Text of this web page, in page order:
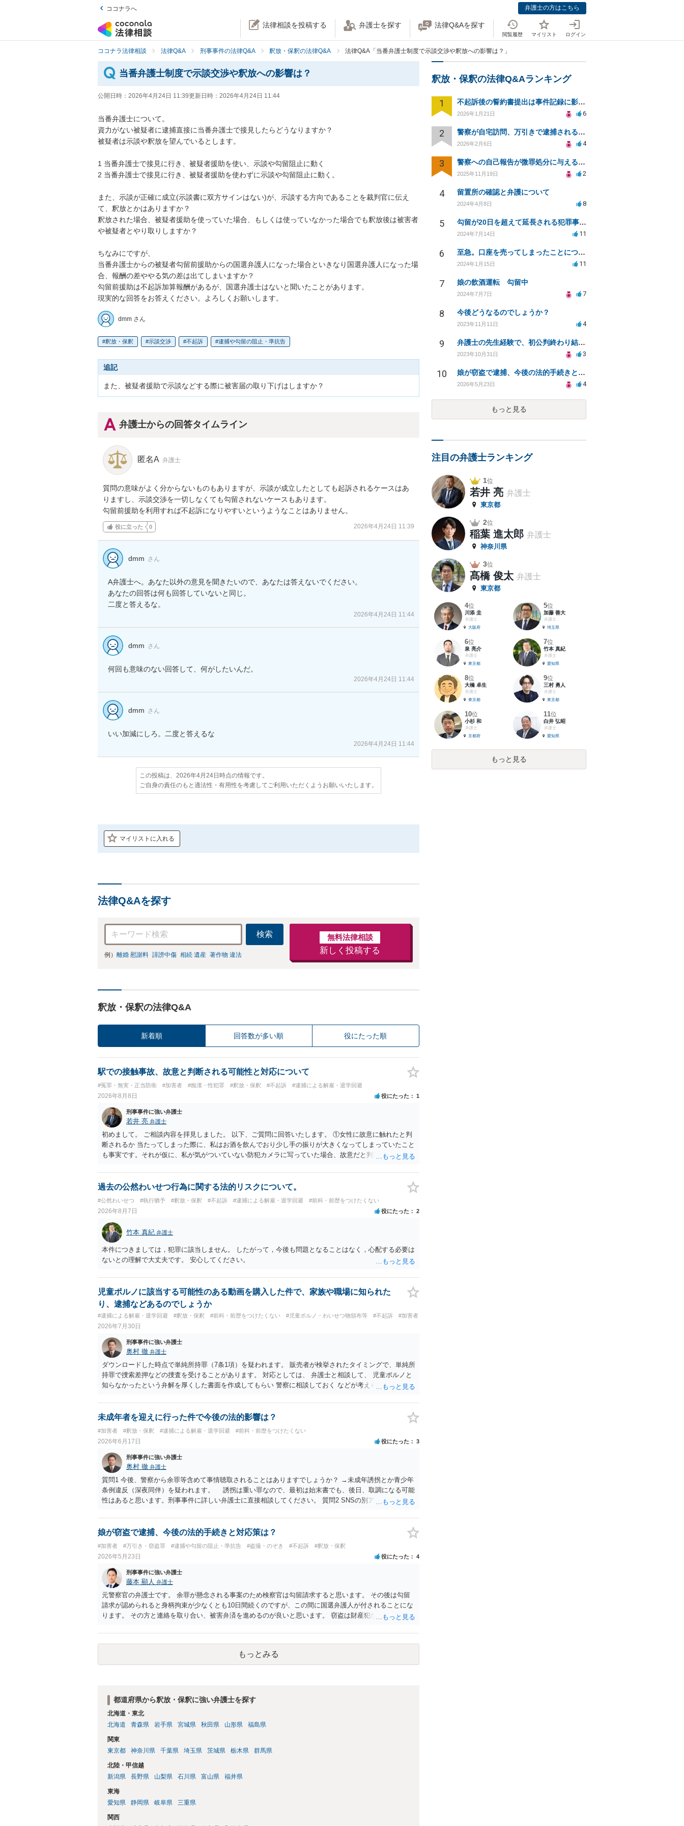
ココナラへ 弁護士の方はこちら
法律相談を投稿する 弁護士を探す 法律Q&Aを探す
閲覧履歴 マイリスト ログイン
ココナラ法律相談 法律Q&A 刑事事件の法律Q&A 釈放・保釈の法律Q&A 法律Q&A「当番弁護士制度で示談交渉や釈放への影響は？」
当番弁護士制度で示談交渉や釈放への影響は？
公開日時： 2026年4月24日 11:39更新日時： 2026年4月24日 11:44
当番弁護士について。
資力がない被疑者に逮捕直接に当番弁護士で接見したらどうなりますか？
被疑者は示談や釈放を望んでいるとします。
1 当番弁護士で接見に行き、被疑者援助を使い、示談や勾留阻止に動く
2 当番弁護士で接見に行き、被疑者援助を使わずに示談や勾留阻止に動く。
また、示談が正確に成立(示談書に双方サインはない)が、示談する方向であることを裁判官に伝え
て、釈放とかはありますか？
釈放された場合、被疑者援助を使っていた場合、もしくは使っていなかった場合でも釈放後は被害者
や被疑者とやり取りしますか？
ちなみにですが、
当番弁護士からの被疑者勾留前援助からの国選弁護人になった場合といきなり国選弁護人になった場
合、報酬の差ややる気の差は出てしまいますか？
勾留前援助は不起訴加算報酬があるが、国選弁護士はないと聞いたことがあります。
現実的な回答をお答えください。よろしくお願いします。
dmm さん
釈放・保釈 示談交渉 不起訴 逮捕や勾留の阻止・準抗告
追記
また、被疑者援助で示談などする際に被害届の取り下げはしますか？
弁護士からの回答タイムライン
匿名A 弁護士
質問の意味がよく分からないものもありますが、示談が成立したとしても起訴されるケースはあ
りますし、示談交渉を一切しなくても勾留されないケースもあります。
勾留前援助を利用すれば不起訴になりやすいというようなことはありません。
役に立った 0 2026年4月24日 11:39
dmm さん
A弁護士へ。あなた以外の意見を聞きたいので、あなたは答えないでください。
あなたの回答は何も回答していないと同じ。
二度と答えるな。
2026年4月24日 11:44
dmm さん
何回も意味のない回答して、何がしたいんだ。
2026年4月24日 11:44
dmm さん
いい加減にしろ。二度と答えるな
2026年4月24日 11:44
この投稿は、2026年4月24日時点の情報です。
ご自身の責任のもと適法性・有用性を考慮してご利用いただくようお願いいたします。
マイリストに入れる
法律Q&Aを探す
検索
例） 離婚 慰謝料 誹謗中傷 相続 遺産 著作物 違法
無料法律相談
新しく投稿する
釈放・保釈の法律Q&A
新着順 回答数が多い順 役にたった順
駅での接触事故、故意と判断される可能性と対応について
#冤罪・無実・正当防衛 #加害者 #痴漢・性犯罪 #釈放・保釈 #不起訴 #逮捕による解雇・退学回避
2026年8月8日 役にたった 1
刑事事件に強い弁護士
若井 亮 弁護士
初めまして。 ご相談内容を拝見しました。 以下、ご質問に回答いたします。 ①女性に故意に触れたと判
断されるか 当たってしまった際に、私はお酒を飲んでおり少し手の振りが大きくなってしまっていたこと
も事実です。それが仮に、私が気がついていない防犯カメラに写っていた場合、故意だと判定されやすい
の可能性 この行為により、痴漢やその他の犯罪を犯したとして、逮捕、呼び出しされる可能性はどれほど
でしょうか？ 誤って当たってしまっただけであり、さらにその場で女性等のアクションが無かったことか
ほどの期間逮捕呼び出しの可能性があると考えれば良いのでしょうか？ 逮捕や呼び出しの可能性は極めて
低いと思います。 連絡が来ることはないでしょう。
過去の公然わいせつ行為に関する法的リスクについて。
#公然わいせつ #執行猶予 #釈放・保釈 #不起訴 #逮捕による解雇・退学回避 #前科・前歴をつけたくない
2026年8月7日 役にたった 2
竹本 真紀 弁護士
本件につきましては，犯罪に該当しません。 したがって，今後も問題となることはなく，心配する必要は
ないとの理解で大丈夫です。 安心してください。
児童ポルノに該当する可能性のある動画を購入した件で、家族や職場に知られた
り、逮捕などあるのでしょうか
#逮捕による解雇・退学回避 #釈放・保釈 #前科・前歴をつけたくない #児童ポルノ・わいせつ物頒布等 #不起訴 #加害者
2026年7月30日
刑事事件に強い弁護士
奥村 徹 弁護士
ダウンロードした時点で単純所持罪（7条1項）を疑われます。 販売者が検挙されたタイミングで、単純所
持罪で捜索差押などの捜査を受けることがあります。 対応としては、 弁護士と相談して、 児童ポルノと
知らなかったという弁解を厚くした書面を作成してもらい 警察に相談しておく などが考えられます。
未成年者を迎えに行った件で今後の法的影響は？
#加害者 #釈放・保釈 #逮捕による解雇・退学回避 #前科・前歴をつけたくない
2026年6月17日 役にたった 3
刑事事件に強い弁護士
奥村 徹 弁護士
質問1 今後、警察から余罪等含めて事情聴取されることはありますでしょうか？ →未成年誘拐とか青少年
条例違反（深夜同伴）を疑われます。 誘拐は重い罪なので、最初は始末書でも、後日、取調になる可能
性はあると思います。刑事事件に詳しい弁護士に直接相談してください。 質問2 SNSの別アカウントから
か送信すると、口止め・口裏合わせと誤解される恐れがあるので、無視するのがいいでしょう
娘が窃盗で逮捕、今後の法的手続きと対応策は？
#加害者 #万引き・窃盗罪 #逮捕や勾留の阻止・準抗告 #盗撮・のぞき #不起訴 #釈放・保釈
2026年5月23日 役にたった 4
刑事事件に強い弁護士
藤本 顯人 弁護士
元警察官の弁護士です。 余罪が懸念される事案のため検察官は勾留請求すると思います。 その後は勾留
請求が認められると身柄拘束が少なくとも10日間続くのですが、この間に国選弁護人が付されることにな
ります。 その方と連絡を取り合い、被害弁済を進めるのが良いと思います。 窃盗は財産犯なので、被害
しても、身元引受人に親御さんになっていただきつつ弁済を進めるのが肝心です。
もっとみる
都道府県から釈放・保釈に強い弁護士を探す
北海道・東北
北海道
青森県 岩手県 宮城県 秋田県 山形県 福島県
関東
東京都
神奈川県 千葉県 埼玉県 茨城県 栃木県 群馬県
北陸・甲信越
新潟県
長野県 山梨県 石川県 富山県 福井県
東海
愛知県
静岡県 岐阜県 三重県
関西
釈放・保釈の法律Q&Aランキング
1 不起訴後の誓約書提出は事件記録に影響するか？
2026年1月21日 6
2 警察が自宅訪問、万引きで逮捕される可能性は？
2026年2月6日 4
3 警察への自己報告が微罪処分に与える影響は？
2025年11月19日 2
4 留置所の確認と弁護について
2024年4月8日 8
5 勾留が20日を超えて延長される犯罪事例について教えてください
2024年7月14日 11
6 至急。口座を売ってしまったことについて
2024年1月15日 11
7 娘の飲酒運転 勾留中
2024年7月7日 7
8 今後どうなるのでしょうか？
2023年11月11日 4
9 弁護士の先生経験で、初公判終わり結審です、判決は、実刑？執行猶予?示談成立、初犯 見解お願い致します
2023年10月31日 3
10 娘が窃盗で逮捕、今後の法的手続きと対応策は？
2026年5月23日 4
もっと見る
注目の弁護士ランキング
1位
若井 亮 弁護士
東京都
2位
稲葉 進太郎 弁護士
神奈川県
3位
髙橋 俊太 弁護士
東京都
4位
川添 圭
弁護士
大阪府
5位
加藤 善大
弁護士
埼玉県
6位
泉 亮介
弁護士
東京都
7位
竹本 真紀
弁護士
愛知県
8位
大橋 卓生
弁護士
東京都
9位
三村 勇人
弁護士
東京都
10位
小杉 和
弁護士
京都府
11位
白井 弘昭
弁護士
愛知県
もっと見る